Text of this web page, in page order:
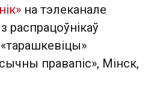
на тэлеканале
распрацоўнікаў
«тарашкевіцы»
правапіс», Мінск,